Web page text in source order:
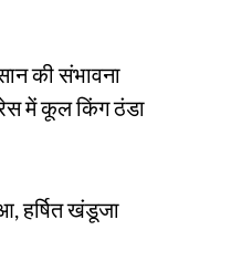
की संभावना
में कूल किंग ठंडा
हर्षित खंडूजा